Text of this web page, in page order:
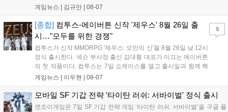
구성된 컬렉션은 오는 8월 28일부터 골스튜디오 공식 홈페이지
서는 대회 규정에 따라 별도의 유니폼을 착용할 계획이다....
게임뉴스 | 김규만 08-07
[종합] 컴투스-에이버튼 신작 '제우스' 8월 26일 출
시…"모두를 위한 경쟁"
컴투스가 신작 MMORPG '제우스: 오만의 신'을 8월 26일 낮 12시
정식 출시한다. 넥슨 부사장 출신 김대훤 대표가 이끄는 에이버튼
의 첫 작품이다. 컴투스는 7일 쇼케이스를 열고 출시일과 함께 핵
심 콘텐츠, 유료화 정책, 운영 방향을 공개했다. 캐릭터명 선점은
의 오만으로 균열이...
게임뉴스 | 이두현 08-07
9
모바일 SF 기갑 전략 '타이탄 러쉬: 서바이벌' 정식 출시
엔조이게임은 7일 SF 기갑 전략 게임 ‘타이탄 러쉬: 서바이벌’을 구글 플